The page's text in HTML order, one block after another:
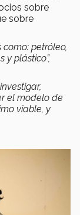
sobre
sobre
petróleo,
y plástico”,
el modelo de
viable, y